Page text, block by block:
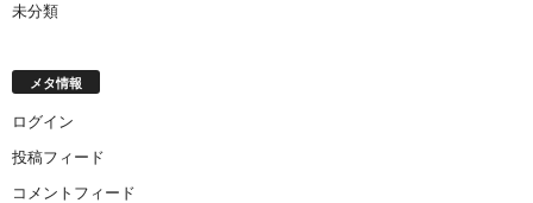
未分類
メタ情報
ログイン
投稿フィード
コメントフィード